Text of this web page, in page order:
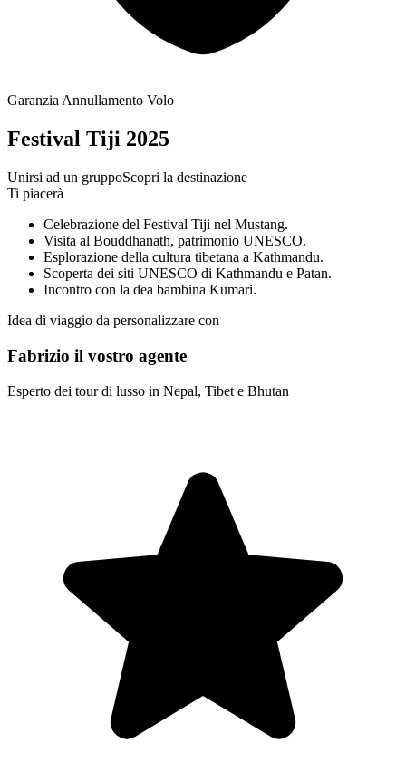
Garanzia Annullamento Volo
Festival Tiji 2025
Unirsi ad un gruppoScopri la destinazione
Ti piacerà
Celebrazione del Festival Tiji nel Mustang.
Visita al Bouddhanath, patrimonio UNESCO.
Esplorazione della cultura tibetana a Kathmandu.
Scoperta dei siti UNESCO di Kathmandu e Patan.
Incontro con la dea bambina Kumari.
Idea di viaggio da personalizzare con
Fabrizio il vostro agente
Esperto dei tour di lusso in Nepal, Tibet e Bhutan